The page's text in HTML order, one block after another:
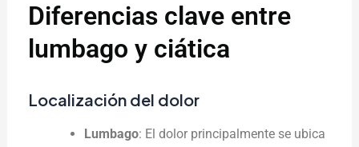
Diferencias clave entre
lumbago y ciática
Localización del dolor
Lumbago: El dolor principalmente se ubica